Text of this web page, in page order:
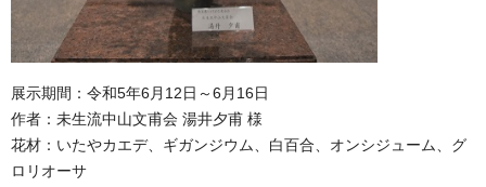
展示期間：令和5年6月12日～6月16日
作者：未生流中山文甫会 湯井夕甫 様
花材：いたやカエデ、ギガンジウム、白百合、オンシジューム、グ
ロリオーサ